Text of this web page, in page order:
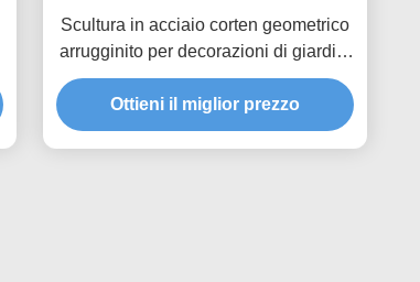
Scultura in acciaio corten geometrico
arrugginito per decorazioni di giardini
e paesaggi all'aperto
Ottieni il miglior prezzo